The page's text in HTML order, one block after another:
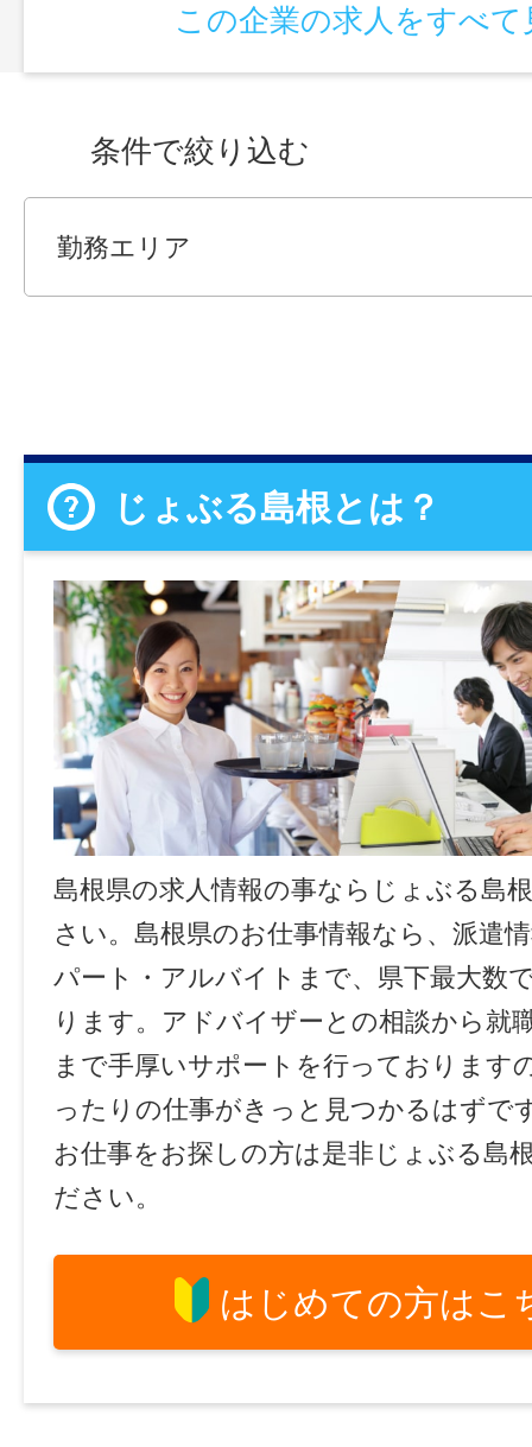
この企業の求人をすべて
条件で絞り込む
勤務エリア
じょぶる島根とは？
島根県の求人情報の事ならじょぶる島
さい。島根県のお仕事情報なら、派遣
パート・アルバイトまで、県下最大数
ります。アドバイザーとの相談から就
まで手厚いサポートを行っております
ったりの仕事がきっと見つかるはずで
お仕事をお探しの方は是非じょぶる島
ださい。
はじめての方はこ